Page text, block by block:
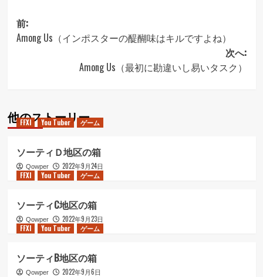
投
稿
ー
ョ
ン
前:
Among Us（インポスターの醍醐味はキルですよね）
次へ:
Among Us（最初に勘違いし易いタスク）
他のストーリー
FFXI You Tuber ゲーム
ソーティＤ地区の箱
Qowper
2022年9月24日
FFXI
You Tuber ゲーム
ソーティC地区の箱
Qowper
2022年9月23日
FFXI
You Tuber ゲーム
ソーティB地区の箱
Qowper 2022年9月6日